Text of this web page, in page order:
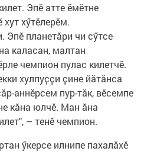
Эпӗ атте ӗмӗтне
хӳтӗлерӗм.
Эпӗ планетӑри чи сӳтсе
каласан, малтан
чемпион пулас килетчӗ.
хулпуҫҫи ҫине йӑтӑнса
аннӗрсем пур-тӑк, вӗсемпе
кӑна юлчӗ. Ман ӑна
– тенӗ чемпион.
ӳкерсе илнипе пахалӑхӗ